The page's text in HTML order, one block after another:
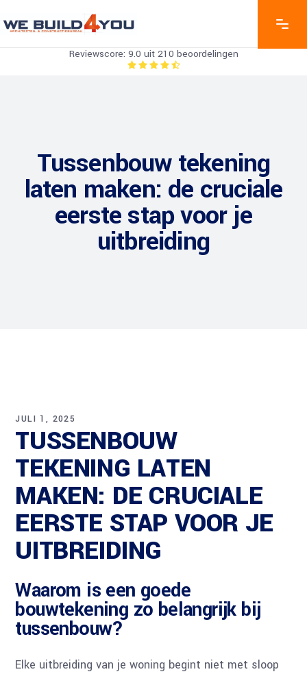
Reviewscore: 9.0 uit 210 beoordelingen
Tussenbouw tekening
laten maken: de cruciale
eerste stap voor je
uitbreiding
JULI 1, 2025
TUSSENBOUW
TEKENING LATEN
MAKEN: DE CRUCIALE
EERSTE STAP VOOR JE
UITBREIDING
Waarom is een goede
bouwtekening zo belangrijk bij
tussenbouw?
Elke uitbreiding van je woning begint niet met sloop